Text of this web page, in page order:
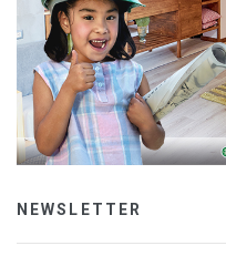
NEWSLETTER